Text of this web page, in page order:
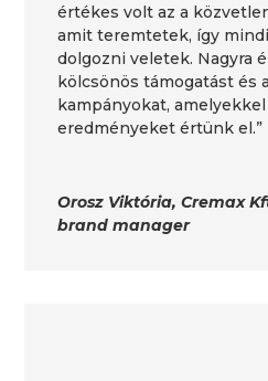
értékes volt az a
amit teremtetek, így
dolgozni veletek. Nagyra
kölcsönös támogatást és
kampányokat, amelyekkel
eredményeket értünk el.”
Orosz Viktória, Cremax
brand manager